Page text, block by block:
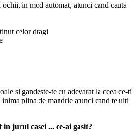
ochii, in mod automat, atunci cand cauta
celor dragi
si gandeste-te cu adevarat la ceea ce-ti
inima plina de mandrie atunci cand te uiti
jurul casei ... ce-ai gasit?